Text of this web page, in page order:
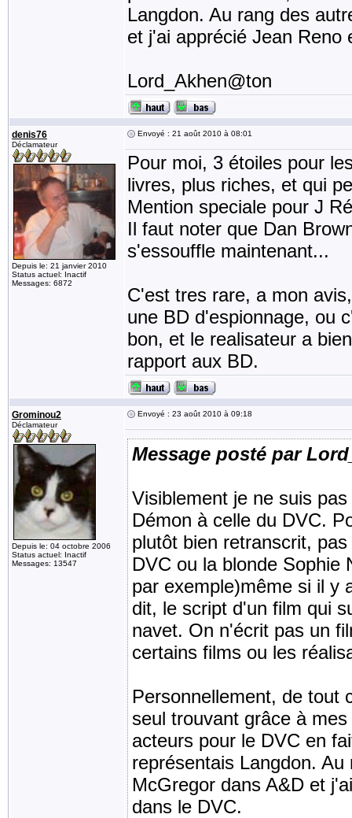
Langdon. Au rang des
et j'ai apprécié Jean Reno
Lord_Akhen@ton
denis76
Déclamateur
Depuis le: 21 janvier 2010
Status actuel: Inactif
Messages: 6872
Envoyé : 21 août 2010 à 08:01
Pour moi, 3 étoiles pour
livres, plus riches, et qui
Mention speciale pour J
Il faut noter que Dan
s'essouffle maintenant...
C'est tres rare, a mon
une BD d'espionnage, ou
bon, et le realisateur a
rapport aux BD.
Grominou2
Déclamateur
Depuis le: 04 octobre 2006
Status actuel: Inactif
Messages: 13547
Envoyé : 23 août 2010 à 09:18
Message posté par
Visiblement je ne suis
Démon à celle du DVC.
plutôt bien retranscrit,
DVC ou la blonde Sophie
par exemple)même si il y
dit, le script d'un film qui
navet. On n'écrit pas un
certains films ou les
Personnellement, de tout
seul trouvant grâce à
acteurs pour le DVC en
représentais Langdon.
McGregor dans A&D et
dans le DVC.